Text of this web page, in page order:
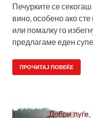
Печурките се
вино, особено ако
или помалку го
предлагаме еден
ПРОЧИТАЈ ПОВЕЌЕ